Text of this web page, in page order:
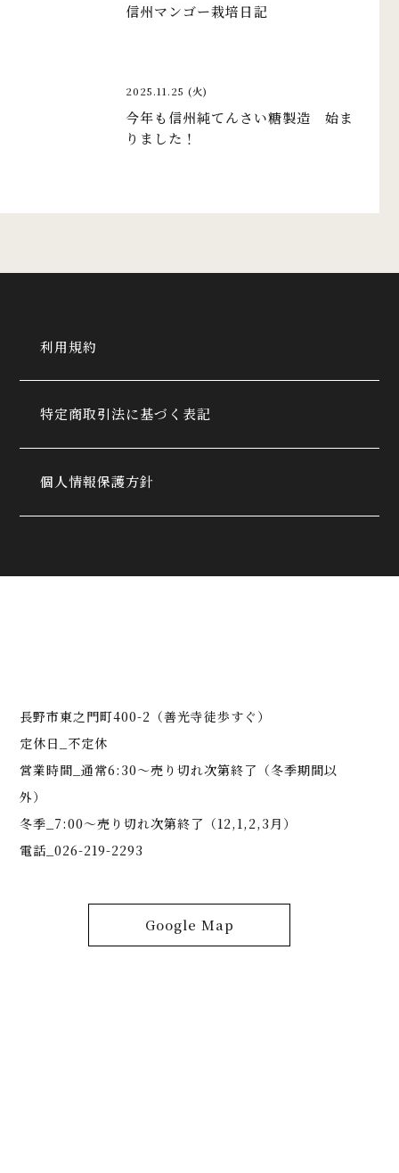
信州マンゴー栽培日記
2025.11.25 (火)
今年も信州純てんさい糖製造 始ま
りました！
利用規約
特定商取引法に基づく表記
個人情報保護方針
長野市東之門町400-2（善光寺徒歩すぐ）
定休日_不定休
営業時間_通常6:30～売り切れ次第終了（冬季期間以
外）
冬季_7:00～売り切れ次第終了（12,1,2,3月）
電話_026-219-2293
Google Map